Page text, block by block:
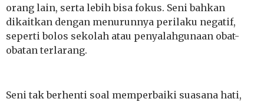
orang lain, serta lebih bisa fokus. Seni bahkan
dikaitkan dengan menurunnya perilaku negatif,
seperti bolos sekolah atau penyalahgunaan obat-
obatan terlarang.
Seni tak berhenti soal memperbaiki suasana hati,